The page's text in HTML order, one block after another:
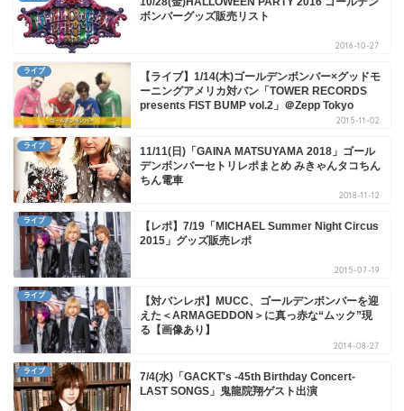
ボンバーグッズ販売リスト
2016-10-27
ライブ
【ライブ】1/14(木)ゴールデンボンバー×グッドモ
ーニングアメリカ対バン「TOWER RECORDS
presents FIST BUMP vol.2」＠Zepp Tokyo
2015-11-02
ライブ
11/11(日)「GAINA MATSUYAMA 2018」ゴール
デンボンバーセトリレポまとめ みきゃんタコちん
ちん電車
2018-11-12
ライブ
【レポ】7/19「MICHAEL Summer Night Circus
2015」グッズ販売レポ
2015-07-19
ライブ
【対バンレポ】MUCC、ゴールデンボンバーを迎
えた＜ARMAGEDDON＞に真っ赤な“ムック”現
る【画像あり】
2014-08-27
ライブ
7/4(水)「GACKT's -45th Birthday Concert-
LAST SONGS」鬼龍院翔ゲスト出演